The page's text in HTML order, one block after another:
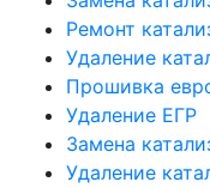
Ремонт
Удаление
Прошивка
Удаление ЕГР
Замена
Удаление